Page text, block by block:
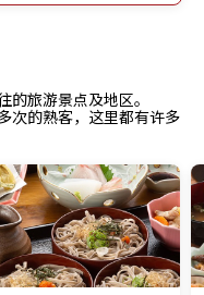
旅游景点及地区。
次的熟客，这里都有许多